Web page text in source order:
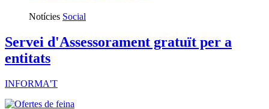
Notícies Social
Servei d'Assessorament gratuït per a
entitats
INFORMA'T